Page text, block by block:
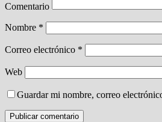
Comentario
Nombre *
Correo electrónico *
Web
Guardar mi nombre, correo